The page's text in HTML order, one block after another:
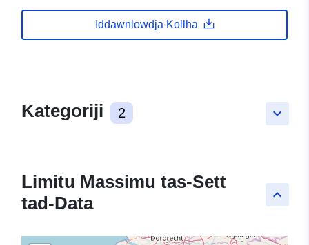
Iddawnlowdja Kollha
keyboard_arrow_down
Kategoriji 2
keyboard_arrow_up
Limitu Massimu tas-Sett
tad-Data